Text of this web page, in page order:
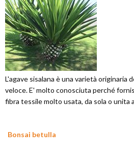
L'agave sisalana è una varietà originaria
veloce. E' molto conosciuta perché
fibra tessile molto usata, da sola o unita
Bonsai betulla